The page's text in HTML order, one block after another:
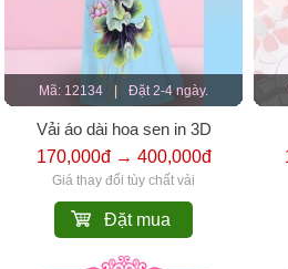
Mã: 12134 Đặt 2-4 ngày.
Vải áo dài hoa sen in 3D
170,000đ → 400,000đ
Giá thay đổi tùy chất vải
Đặt mua